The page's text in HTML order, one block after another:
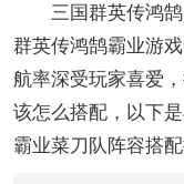
三国群英传鸿
群英传鸿鹄霸业游
航率深受玩家喜爱
该怎么搭配，以下
霸业菜刀队阵容搭